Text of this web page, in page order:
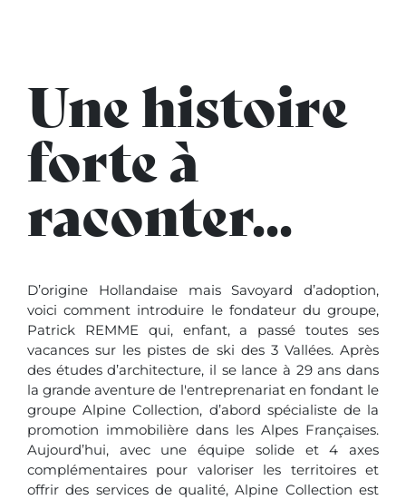
Une histoire
forte à
raconter...
D’origine Hollandaise mais Savoyard d’adoption,
voici comment introduire le fondateur du groupe,
Patrick REMME qui, enfant, a passé toutes ses
vacances sur les pistes de ski des 3 Vallées. Après
des études d’architecture, il se lance à 29 ans dans
la grande aventure de l'entreprenariat en fondant le
groupe Alpine Collection, d’abord spécialiste de la
promotion immobilière dans les Alpes Françaises.
Aujourd’hui, avec une équipe solide et 4 axes
complémentaires pour valoriser les territoires et
offrir des services de qualité, Alpine Collection est